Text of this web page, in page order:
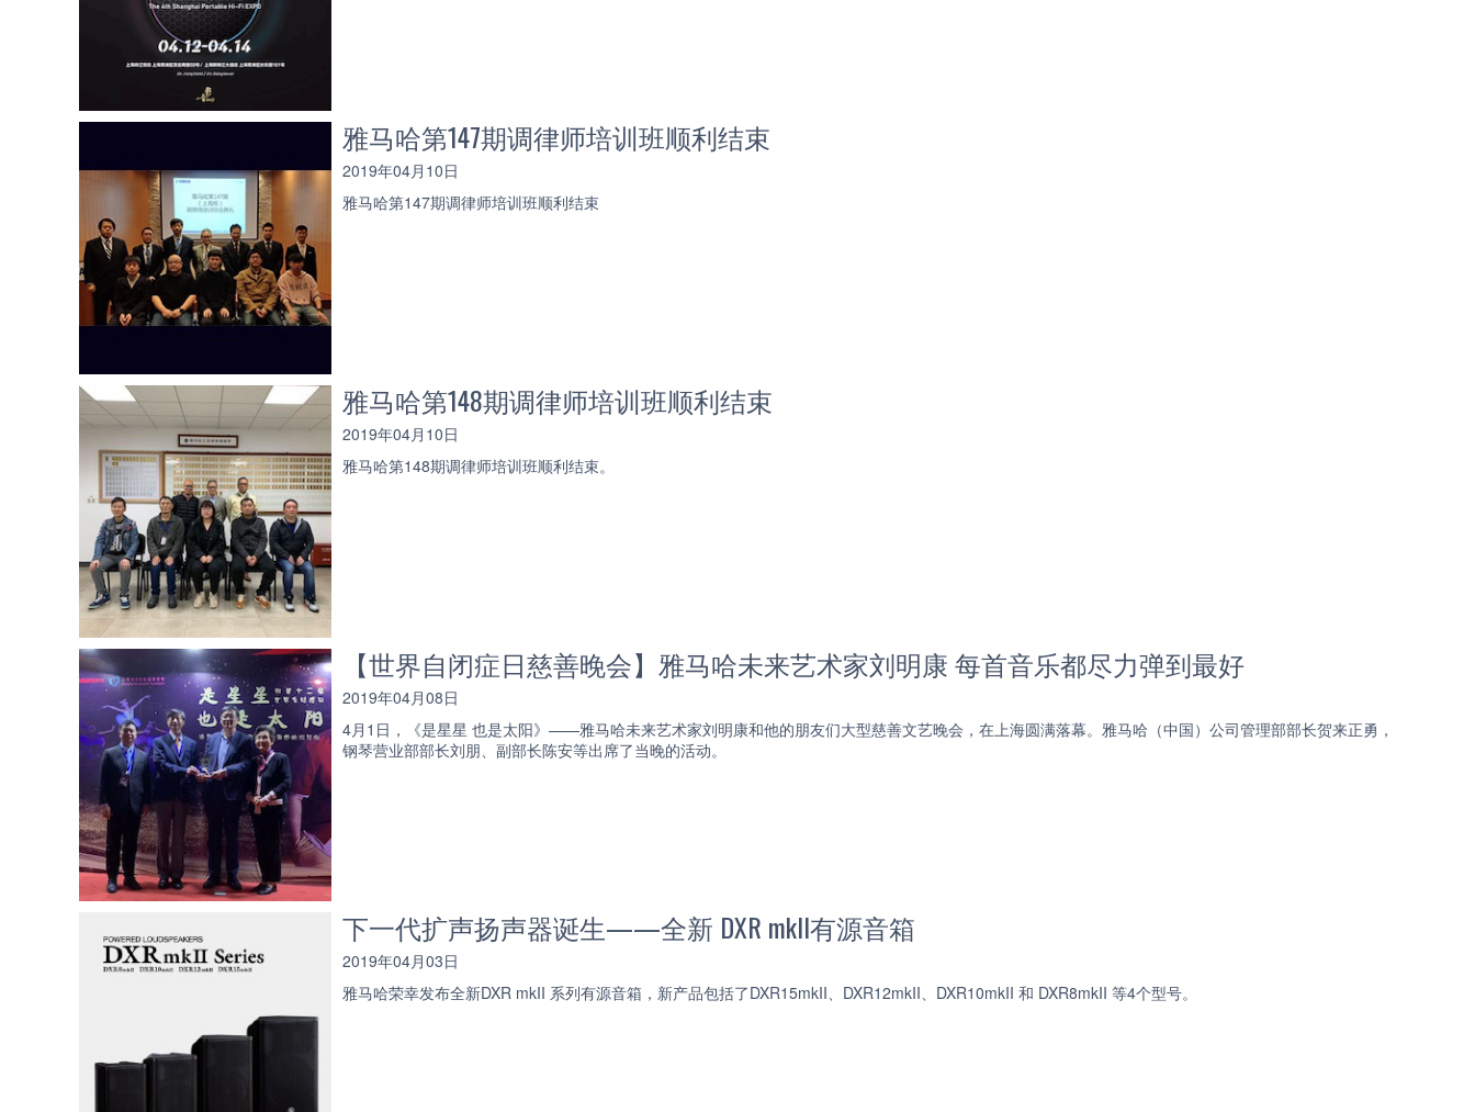
雅马哈第147期调律师培训班顺利结束
2019年04月10日
雅马哈第147期调律师培训班顺利结束
雅马哈第148期调律师培训班顺利结束
2019年04月10日
雅马哈第148期调律师培训班顺利结束。
【世界自闭症日慈善晚会】雅马哈未来艺术家刘明康 每首音乐都尽力弹到最好
2019年04月08日
4月1日，《是星星 也是太阳》——雅马哈未来艺术家刘明康和他的朋友们大型慈善文艺晚会，在上海圆满落幕。雅马哈（中国）公司管理部部长贺来正勇，
钢琴营业部部长刘朋、副部长陈安等出席了当晚的活动。
下一代扩声扬声器诞生——全新 DXR mkII有源音箱
2019年04月03日
雅马哈荣幸发布全新DXR mkII 系列有源音箱，新产品包括了DXR15mkII、DXR12mkII、DXR10mkII 和 DXR8mkII 等4个型号。